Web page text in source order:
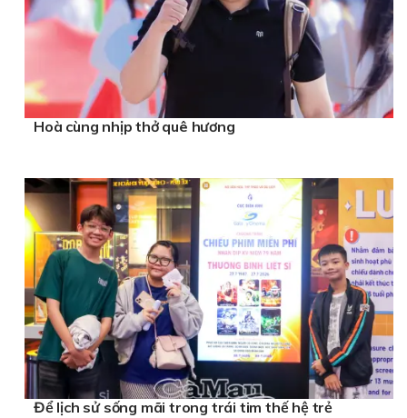
Hoà cùng nhịp thở quê hương
Để lịch sử sống mãi trong trái tim thế hệ trẻ